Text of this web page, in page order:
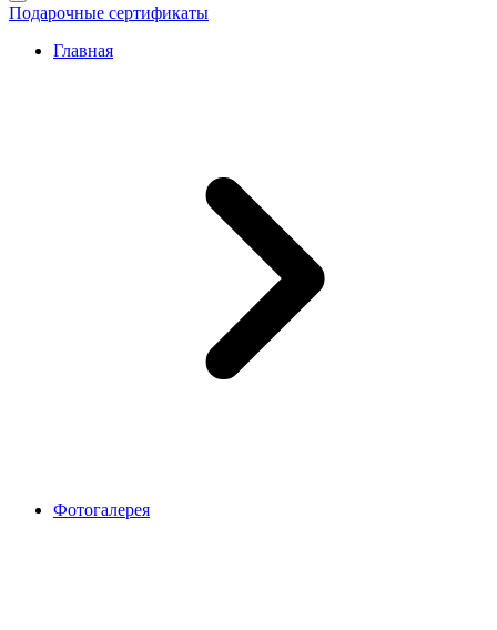
Подарочные сертификаты
Главная
Фотогалерея